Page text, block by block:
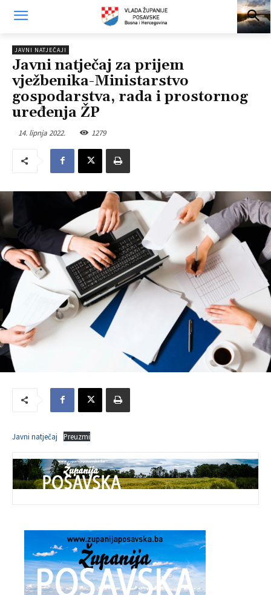
JAVNI NATJEČAJI
Javni natječaj za prijem
vježbenika-Ministarstvo
gospodarstva, rada i prostornog
uređenja ŽP
14. lipnja 2022. 1279
Javni natječaj Preuzmi